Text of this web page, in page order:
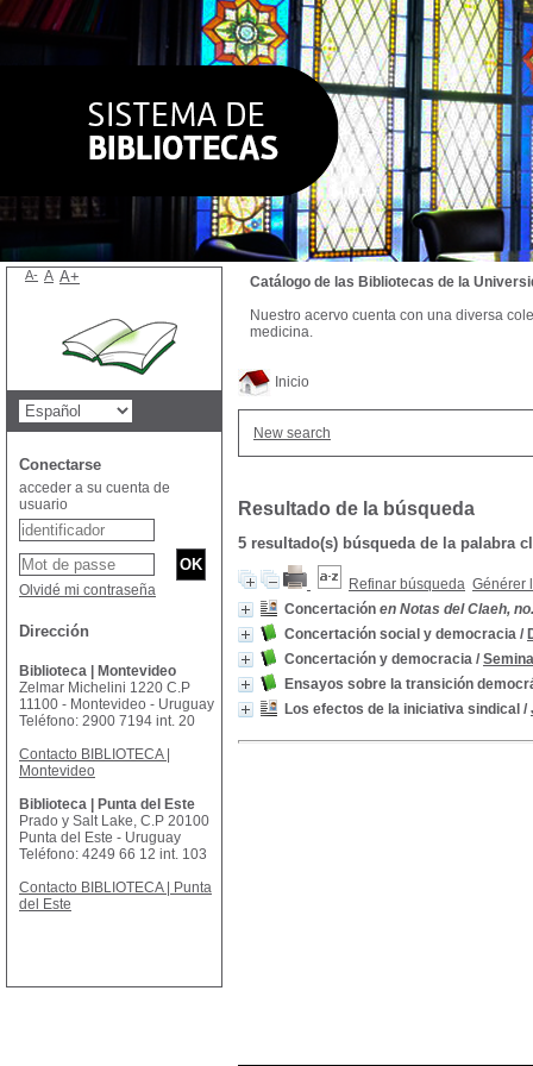
Inicio
New search
Resultado de la búsqueda
5 resultado(s) búsqueda de la palabra
Refinar búsqueda Générer
Concertación en Notas del Claeh,
Concertación social y democracia /
Concertación y democracia /
Ensayos sobre la transición
Los efectos de la iniciativa sindical /
Catálogo de las Bibliotecas de la
Nuestro acervo cuenta con una diversa
medicina.
A- A A+
Conectarse
acceder a su cuenta de
usuario
Olvidé mi contraseña
Dirección
Biblioteca | Montevideo
Zelmar Michelini 1220 C.P
11100 - Montevideo - Uruguay
Teléfono: 2900 7194 int. 20
Contacto BIBLIOTECA |
Montevideo
Biblioteca | Punta del Este
Prado y Salt Lake, C.P 20100
Punta del Este - Uruguay
Teléfono: 4249 66 12 int. 103
Contacto BIBLIOTECA | Punta
del Este